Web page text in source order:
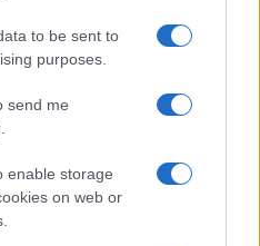
to be sent to
purposes.
send me
enable storage
on web or
úgy érzik talán az
hajlítani az iráni
iráni alku jobb
2015-ben